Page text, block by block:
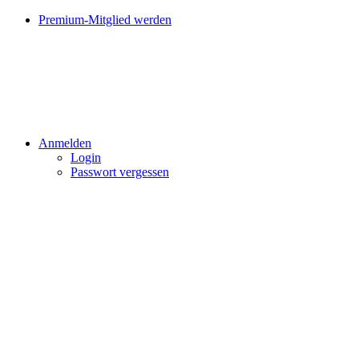
Premium-Mitglied werden
Anmelden
Login
Passwort vergessen